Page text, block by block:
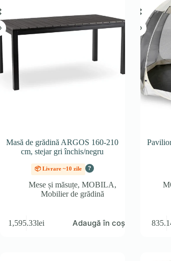
Masă de grădină ARGOS 160-210
cm, stejar gri închis/negru
📦 Livrare ~10 zile ?
Mese și măsuțe,MOBILA,
Mobilier de grădină
1,595.33lei Adaugă în coș